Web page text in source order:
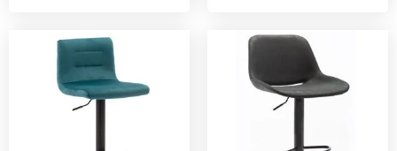
Oorspronkelijke
prijs
was:
€ 75,00.
prijs
was:
€ 95,00.